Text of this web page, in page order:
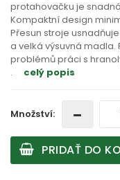
protahovačku je
Kompaktní design
Přesun stroje
a velká výsuvná madla.
problémů práci s
.
celý popis
Množství:
PRIDAŤ DO